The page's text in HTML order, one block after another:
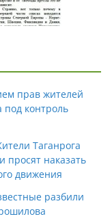
прав жителей
под контроль
Таганрога
просят наказать
движения
разбили